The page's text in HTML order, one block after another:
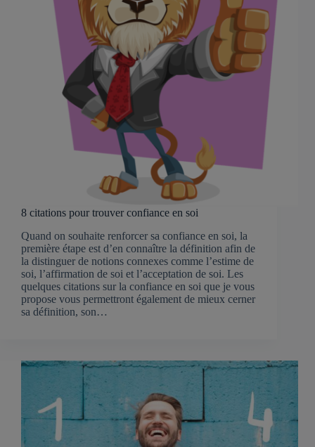
8 citations pour trouver confiance en soi
Quand on souhaite renforcer sa confiance en soi, la
première étape est d’en connaître la définition afin de
la distinguer de notions connexes comme l’estime de
soi, l’affirmation de soi et l’acceptation de soi. Les
quelques citations sur la confiance en soi que je vous
propose vous permettront également de mieux cerner
sa définition, son…